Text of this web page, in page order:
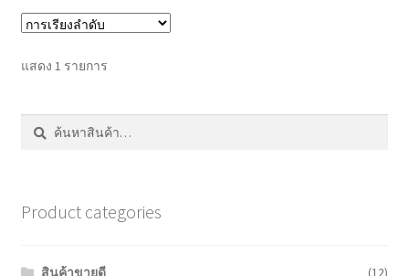
แสดง 1 รายการ
ค้นหา:
ค้นหา
Product categories
สินค้าขายดี
(12)